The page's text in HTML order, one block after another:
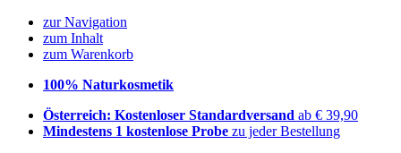
zur Navigation
zum Inhalt
zum Warenkorb
100% Naturkosmetik
Österreich: Kostenloser Standardversand ab € 39,90
Mindestens 1 kostenlose Probe zu jeder Bestellung